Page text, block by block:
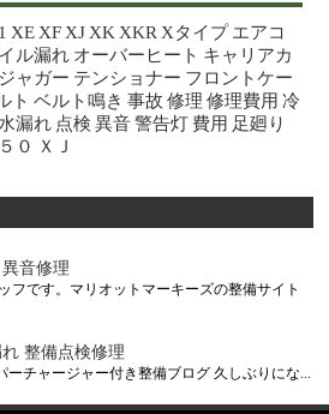
XE XF XJ XK XKR Xタイプ エアコ
ル漏れ オーバーヒート キャリアカ
ジャガー テンショナー フロントケー
ト ベルト鳴き 事故 修理 修理費用 冷
水漏れ 点検 異音警告灯 費用 足廻り
０ ＸＪ
音修理
フです。マリオットマーキーズの整備サイト
整備点検修理
ーチャージャー付き整備ブログ 久しぶりにな...